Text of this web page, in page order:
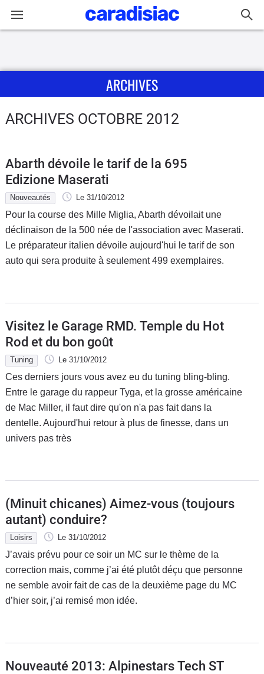
Actu
Guide
d'achat
Electriques
Utilitaires
Services
Forum
Moto
Marques
ARCHIVES
ARCHIVES OCTOBRE 2012
Abarth dévoile le tarif de la 695
Edizione Maserati
Nouveautés Le 31/10/2012
Pour la course des Mille Miglia, Abarth dévoilait une
déclinaison de la 500 née de l'association avec Maserati.
Le préparateur italien dévoile aujourd'hui le tarif de son
auto qui sera produite à seulement 499 exemplaires.
Visitez le Garage RMD. Temple du Hot
Rod et du bon goût
Tuning Le 31/10/2012
Ces derniers jours vous avez eu du tuning bling-bling.
Entre le garage du rappeur Tyga, et la grosse américaine
de Mac Miller, il faut dire qu'on n'a pas fait dans la
dentelle. Aujourd'hui retour à plus de finesse, dans un
univers pas très
(Minuit chicanes) Aimez-vous (toujours
autant) conduire?
Loisirs Le 31/10/2012
J’avais prévu pour ce soir un MC sur le thème de la
correction mais, comme j’ai été plutôt déçu que personne
ne semble avoir fait de cas de la deuxième page du MC
d’hier soir, j’ai remisé mon idée.
Nouveauté 2013: Alpinestars Tech ST